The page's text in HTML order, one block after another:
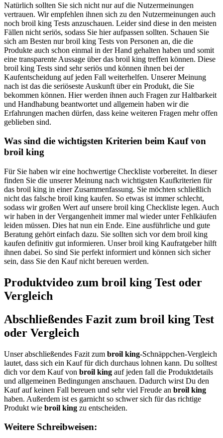
Natürlich sollten Sie sich nicht nur auf die Nutzermeinungen
vertrauen. Wir empfehlen ihnen sich zu den Nutzermeinungen auch
noch broil king Tests anzuschauen. Leider sind diese in den meisten
Fällen nicht seriös, sodass Sie hier aufpassen sollten. Schauen Sie
sich am Besten nur broil king Tests von Personen an, die die
Produkte auch schon einmal in der Hand gehalten haben und somit
eine transparente Aussage über das broil king treffen können. Diese
broil king Tests sind sehr seriös und können ihnen bei der
Kaufentscheidung auf jeden Fall weiterhelfen. Unserer Meinung
nach ist das die seriöseste Auskunft über ein Produkt, die Sie
bekommen können. Hier werden ihnen auch Fragen zur Haltbarkeit
und Handhabung beantwortet und allgemein haben wir die
Erfahrungen machen dürfen, dass keine weiteren Fragen mehr offen
geblieben sind.
Was sind die wichtigsten Kriterien beim Kauf von
broil king
Für Sie haben wir eine hochwertige Checkliste vorbereitet. In dieser
finden Sie die unserer Meinung nach wichtigsten Kaufkriterien für
das broil king in einer Zusammenfassung. Sie möchten schließlich
nicht das falsche broil king kaufen. So etwas ist immer schlecht,
sodass wir großen Wert auf unsere broil king Checkliste legen. Auch
wir haben in der Vergangenheit immer mal wieder unter Fehlkäufen
leiden müssen. Dies hat nun ein Ende. Eine ausführliche und gute
Beratung gehört einfach dazu. Sie sollten sich vor dem broil king
kaufen definitiv gut informieren. Unser broil king Kaufratgeber hilft
ihnen dabei. So sind Sie perfekt informiert und können sich sicher
sein, dass Sie den Kauf nicht bereuen werden.
Produktvideo zum broil king Test oder
Vergleich
Abschließendes Fazit zum broil king Test
oder Vergleich
Unser abschließendes Fazit zum broil king-Schnäppchen-Vergleich
lautet, dass sich ein Kauf für dich durchaus lohnen kann. Du solltest
dich vor dem Kauf von broil king auf jeden fall die Produktdetails
und allgemeinen Bedingungen anschauen. Dadurch wirst Du den
Kauf auf keinen Fall bereuen und sehr viel Freude an broil king
haben. Außerdem ist es garnicht so schwer sich für das richtige
Produkt wie broil king zu entscheiden.
Weitere Schreibweisen: